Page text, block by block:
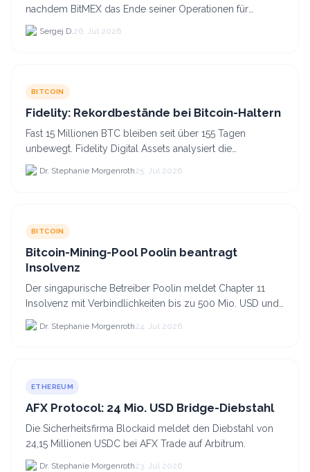
nachdem BitMEX das Ende seiner Operationen für
September 2026 bekannt gegeben hat, zieht nun die
nächste gr...
Sergej D.26. Jul 2026
BITCOIN
Fidelity: Rekordbestände bei Bitcoin-Haltern
Fast 15 Millionen BTC bleiben seit über 155 Tagen
unbewegt. Fidelity Digital Assets analysiert die
Anlegerüberzeugung trotz Kursverlusten und einem
BTC-Preis.
Dr. Stephanie Morgenroth25. Jul 2026
BITCOIN
Bitcoin-Mining-Pool Poolin beantragt
Insolvenz
Der singapurische Betreiber Poolin meldet Chapter 11
Insolvenz mit Verbindlichkeiten bis zu 500 Mio. USD und
plant den Verkauf zweier Texas-Standorte für.
Dr. Stephanie Morgenroth24. Jul 2026
ETHEREUM
AFX Protocol: 24 Mio. USD Bridge-Diebstahl
Die Sicherheitsfirma Blockaid meldet den Diebstahl von
24,15 Millionen USDC bei AFX Trade auf Arbitrum.
Dr. Stephanie Morgenroth23. Jul 2026